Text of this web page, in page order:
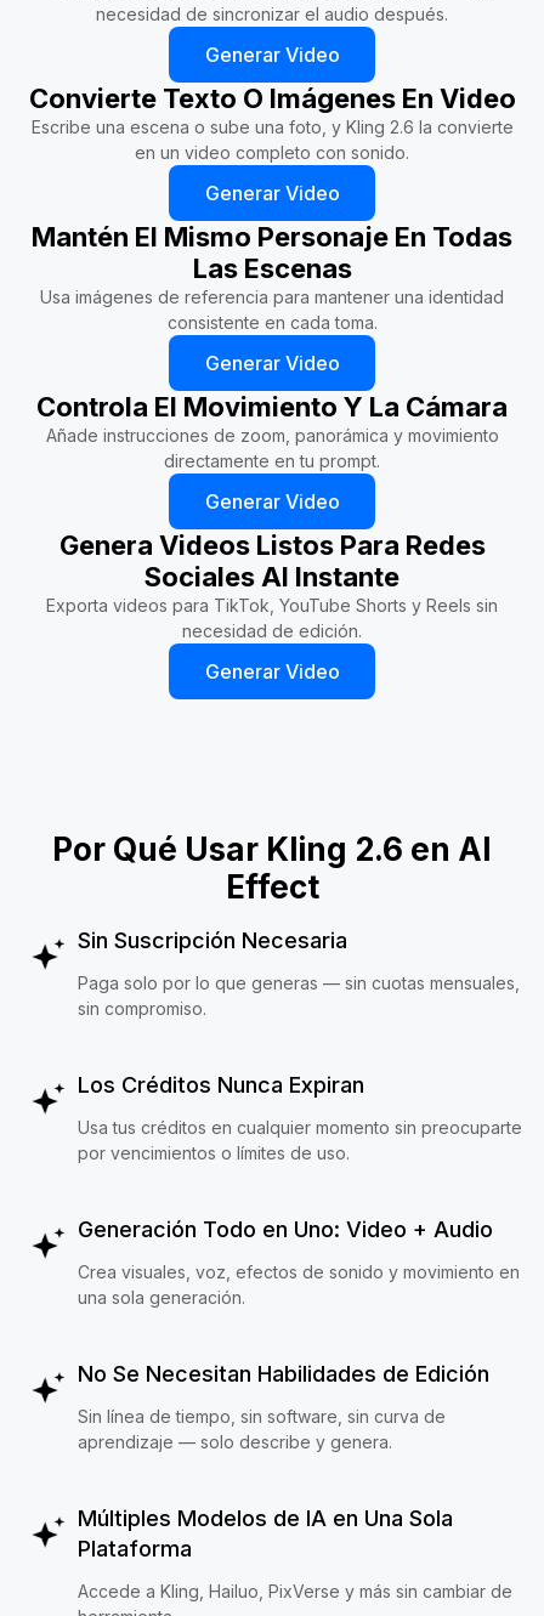
necesidad de sincronizar el audio después.
Generar Video
Convierte Texto O Imágenes En Video
Escribe una escena o sube una foto, y Kling 2.6 la convierte
en un video completo con sonido.
Generar Video
Mantén El Mismo Personaje En Todas
Las Escenas
Usa imágenes de referencia para mantener una identidad
consistente en cada toma.
Generar Video
Controla El Movimiento Y La Cámara
Añade instrucciones de zoom, panorámica y movimiento
directamente en tu prompt.
Generar Video
Genera Videos Listos Para Redes
Sociales Al Instante
Exporta videos para TikTok, YouTube Shorts y Reels sin
necesidad de edición.
Generar Video
Por Qué Usar Kling 2.6 en AI
Effect
Sin Suscripción Necesaria
Paga solo por lo que generas — sin cuotas mensuales,
sin compromiso.
Los Créditos Nunca Expiran
Usa tus créditos en cualquier momento sin preocuparte
por vencimientos o límites de uso.
Generación Todo en Uno: Video + Audio
Crea visuales, voz, efectos de sonido y movimiento en
una sola generación.
No Se Necesitan Habilidades de Edición
Sin línea de tiempo, sin software, sin curva de
aprendizaje — solo describe y genera.
Múltiples Modelos de IA en Una Sola
Plataforma
Accede a Kling, Hailuo, PixVerse y más sin cambiar de